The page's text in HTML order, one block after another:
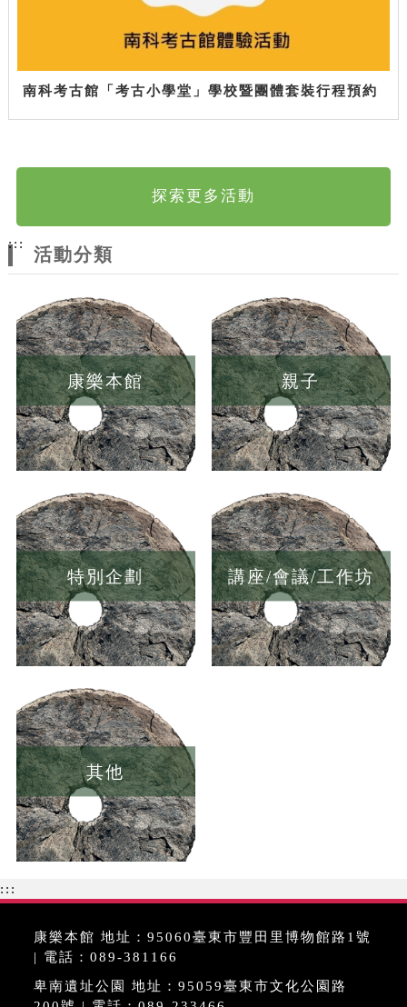
南科考古館「考古小學堂」學校暨團體套裝行程預約
探索更多活動
:::
活動分類
康樂本館 親子
特別企劃 講座/會議/工作坊
其他
:::
康樂本館 地址：95060臺東市豐田里博物館路1號
| 電話：089-381166
卑南遺址公園 地址：95059臺東市文化公園路